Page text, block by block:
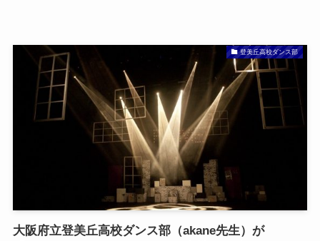
登美丘高校ダンス部
大阪府立登美丘高校ダンス部（akane先生）が